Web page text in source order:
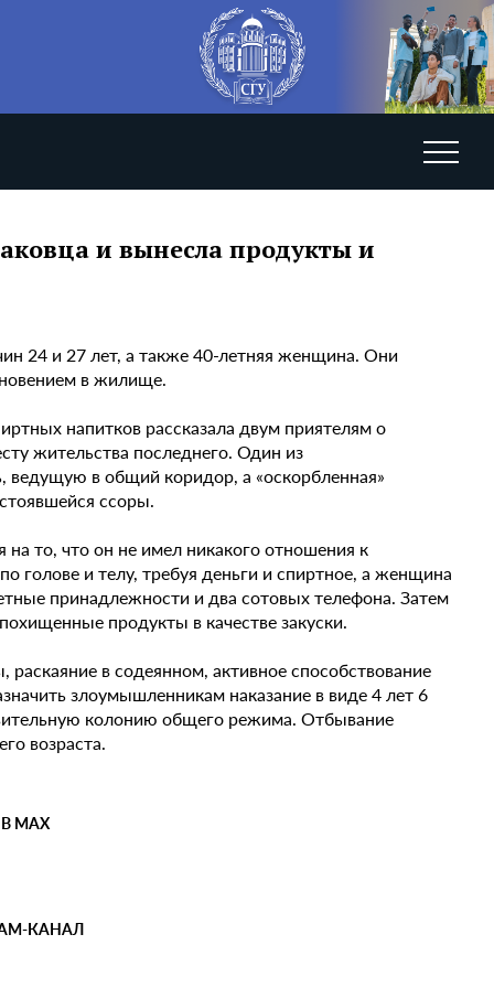
и вынесла продукты и
24 и 27 лет, а также 40-летняя женщина. Они
в жилище.
напитков рассказала двум приятелям о
жительства последнего. Один из
в общий коридор, а «оскорбленная»
ссоры.
то, что он не имел никакого отношения к
голове и телу, требуя деньги и спиртное, а женщина
принадлежности и два сотовых телефона. Затем
продукты в качестве закуски.
в содеянном, активное способствование
злоумышленникам наказание в виде 4 лет 6
колонию общего режима. Отбывание
возраста.
MAX
КАНАЛ